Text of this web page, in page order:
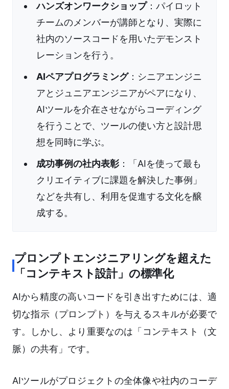
ハンズオンワークショップ：パイロット
チームのメンバーが講師となり、実際に
社内のソースコードを用いたデモンスト
レーションを行う。
AIペアプログラミング：シニアエンジニ
アとジュニアエンジニアがペアになり、
AIツールを介在させながらコーディング
を行うことで、ツールの使い方と設計思
想を同時に学ぶ。
成功事例の社内表彰：「AIを使って最も
クリエイティブに課題を解決した事例」
などを共有し、利用を促進する文化を醸
成する。
プロンプトエンジニアリングを超えた
「コンテキスト設計」の標準化
AIから精度の高いコードを引き出すためには、適
切な指示（プロンプト）を与えるスキルが必要で
す。しかし、より重要なのは「コンテキスト（文
脈）の共有」です。
AIツールがプロジェクトの全体像や社内のコーデ